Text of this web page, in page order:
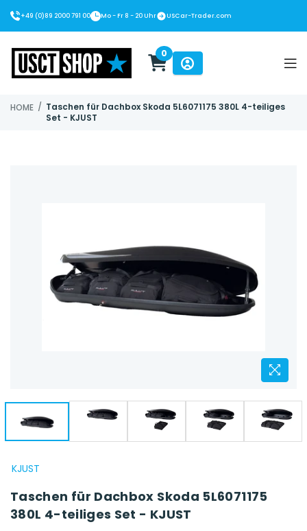
+49 (0)89 2000 791 00 Mo - Fr 8 - 20 Uhr USCar-Trader.com
0
HOME / Taschen für Dachbox Skoda 5L6071175 380L 4-teiliges
Set - KJUST
KJUST
Taschen für Dachbox Skoda 5L6071175
380L 4-teiliges Set - KJUST